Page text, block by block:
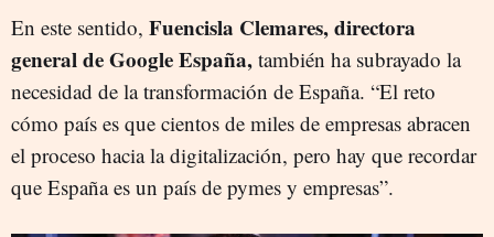
En este sentido, Fuencisla Clemares, directora
general de Google España, también ha subrayado la
necesidad de la transformación de España. “El reto
cómo país es que cientos de miles de empresas abracen
el proceso hacia la digitalización, pero hay que recordar
que España es un país de pymes y empresas”.